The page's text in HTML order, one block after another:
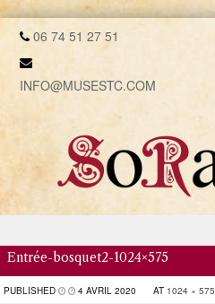
06 74 51 27 51
INFO@MUSESTC.COM
Skip to content
Entrée-bosquet2-1024×575
PUBLISHED 4 AVRIL 2020 AT 1024 × 575